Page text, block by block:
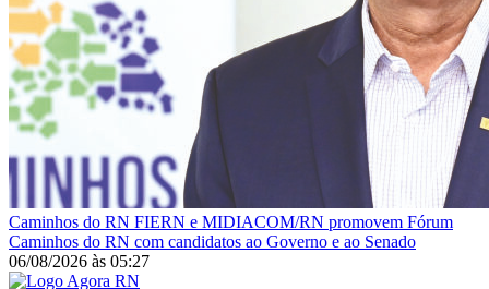
Caminhos do RN FIERN e MIDIACOM/RN promovem Fórum
Caminhos do RN com candidatos ao Governo e ao Senado
06/08/2026 às 05:27